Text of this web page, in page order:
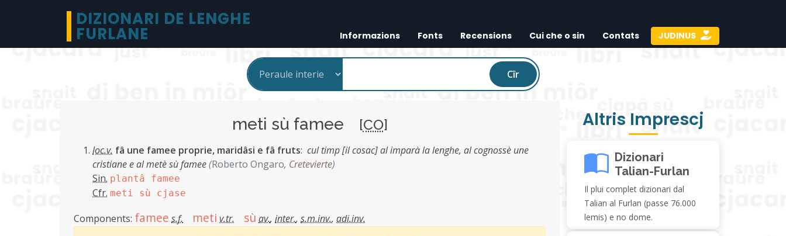
DIZIONARI DE LENGHE
FURLANE Informazions Fonts Recensions Cui che o sin Contats JUDINUS
Cîr
meti sù famee [CO]
loc.v. fâ une famee proprie, maridâsi e fâ fruts: cul timp [il cosac] al imparà la lenghe, al cognossè une
cristiane e al metè sù famee(Roberto Ongaro, Cretevierte)
Sin. plantâ famee
Cfr. meti sù cjase
Components: famee s.f. meti v.tr. sù av., inter., s.m.inv., adi.inv.
Altris Imprescj
Dizionari
Talian-Furlan
Il plui complet dizionari dal
Talian al Furlan (passe 76.000
lemis) e no dome.